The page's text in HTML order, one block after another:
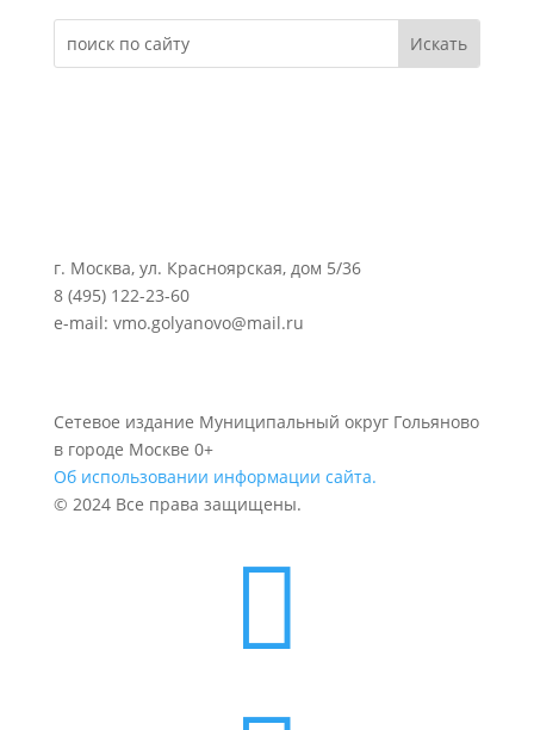
г. Москва, ул. Красноярская, дом 5/36
8 (495) 122-23-60
e-mail: vmo.golyanovo@mail.ru
Сетевое издание Муниципальный округ Гольяново
в городе Москве 0+
Об использовании информации сайта.
© 2024 Все права защищены.
